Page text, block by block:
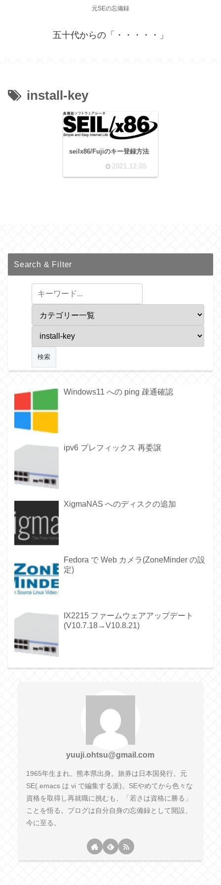
元SEの忘備録
五十代からの「・・・・・」
install-key
seilx86/Fujiのキー登録方法
2021.12.05
Search & Filter
Windows11 への ping 疎通確認
ipv6 プレフィックス 再委譲
XigmaNAS へのディスクの追加
Fedora で Web カメラ(ZoneMinder の設
定)
IX2215 ファームウェアアップデート
(V10.7.18→V10.8.21)
yuuji.ohtsu@gmail.com
1965年生まれ。熊本県出身。旅券は日本国発行。元
SE(.emacs は vi で編集する派)。SEやめてから色々な
資格を取得し再就職に挑むも、「若さは資格に勝る」
ことを悟る。ブログは自分自身の忘備録として開設、
今に至る。